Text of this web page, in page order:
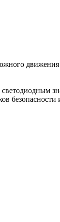
безопасности